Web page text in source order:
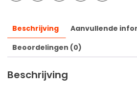
Beschrijving
Aanvullende
Beoordelingen (0)
Beschrijving